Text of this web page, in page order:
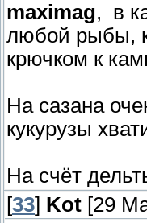
maximag, в
любой рыбы,
крючком к
На сазана
кукурузы
На счёт
[33] Kot [29